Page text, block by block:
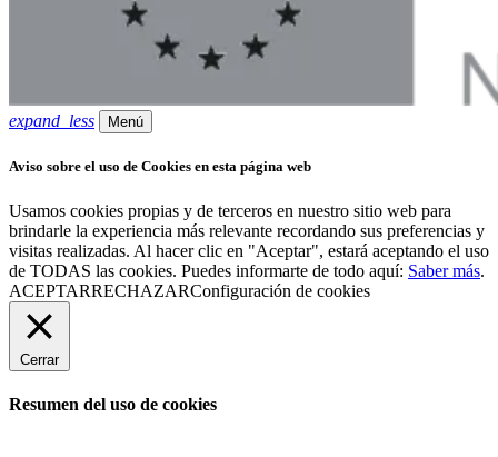
expand_less Menú
Aviso sobre el uso de Cookies en esta página web
Usamos cookies propias y de terceros en nuestro sitio web para
brindarle la experiencia más relevante recordando sus preferencias y
visitas realizadas. Al hacer clic en "Aceptar", estará aceptando el uso
de TODAS las cookies. Puedes informarte de todo aquí: Saber más.
ACEPTARRECHAZARConfiguración de cookies
Cerrar
Resumen del uso de cookies